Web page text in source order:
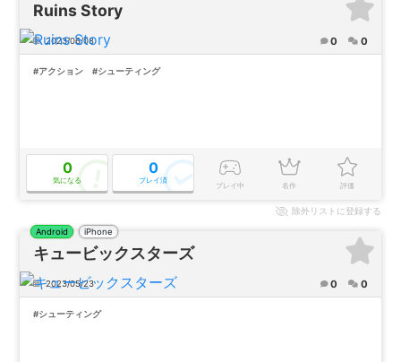
Ruins Story
2023/06/08 0 0
#アクション #シューティング
0
気になる
0
プレイ済
プレイ中 名作 評価
除外リストに登録する
キュービックスターズ
Android iPhone
2023/05/23 0 0
#シューティング